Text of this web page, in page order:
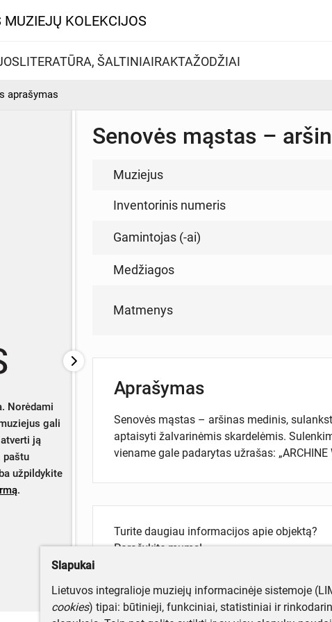
MUZIEJŲ KOLEKCIJOS
LITERATŪRA, ŠALTINIAIRAKTAŽODŽIAI
aprašymas
Norėdami
gali
ją
paštu
užpildykite
.
Senovės mąstas –
Muziejus
Inventorinis numeris
Gamintojas (-ai)
Medžiagos
Matmenys
Aprašymas
Senovės mąstas – aršinas medinis,
aptaisyti žalvarinėmis skardelėmis.
viename gale padarytas užrašas: „ARCHINE
Turite daugiau informacijos apie objektą?
Parašykite mums!
Slapukai
Lietuvos integralioje muziejų informacinėje sistemoje
cookies) tipai: būtinieji, funkciniai, statistiniai ir